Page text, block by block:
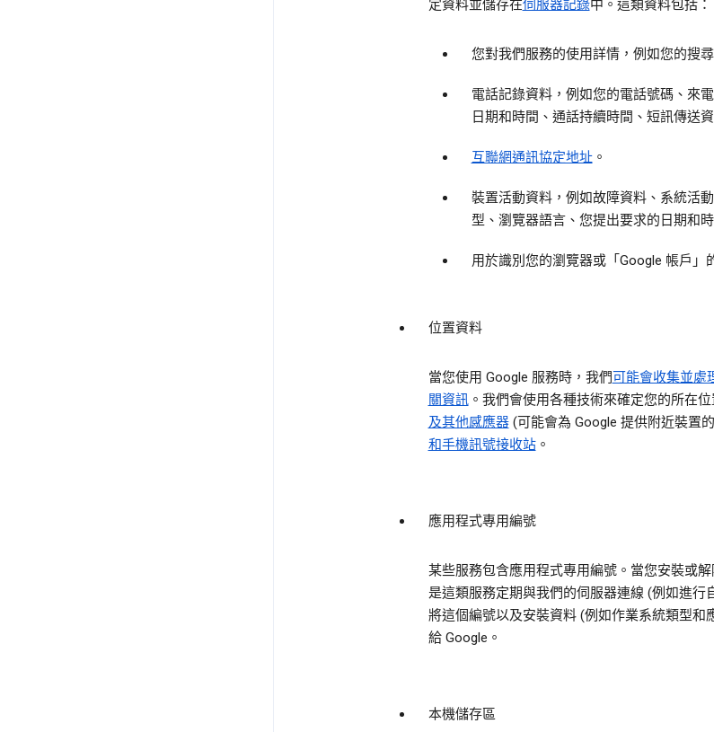
定資料並儲存在伺服器記錄中。這類資料包括：
您對我們服務的使用詳情，例如您的搜尋
電話記錄資料，例如您的電話號碼、來
日期和時間、通話持續時間、短訊傳送
互聯網通訊協定地址。
裝置活動資料，例如故障資料、系統活
型、瀏覽器語言、您提出要求的日期和
用於識別您的瀏覽器或「Google 帳戶」
位置資料
當您使用 Google 服務時，我們可能會收集並處
關資訊。我們會使用各種技術來確定您的所在位
及其他感應器(可能會為 Google 提供附近裝置
和手機訊號接收站。
應用程式專用編號
某些服務包含應用程式專用編號。當您安裝或
是這類服務定期與我們的伺服器連線 (例如進行
將這個編號以及安裝資料 (例如作業系統類型和
給 Google。
本機儲存區